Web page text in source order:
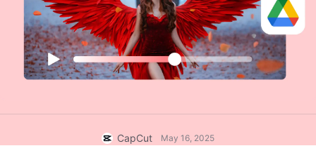
Metin ve Ses
Otomatik alt yazılar
Pazarlama
Yaşam Tarzı ve Vlog'lar
Özel tasarım
Sektör şablonları
Güven Merkezi
Yardım Merkezi
CapCut Hizmet Şartları hakkında
CapCut May 16, 2025